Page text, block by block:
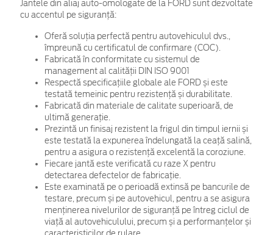
Jantele din aliaj auto-omologate de la FORD sunt dezvoltate
cu accentul pe siguranță:
Oferă soluția perfectă pentru autovehiculul dvs.,
împreună cu certificatul de confirmare (COC).
Fabricată în conformitate cu sistemul de
management al calității DIN ISO 9001
Respectă specificațiile globale ale FORD și este
testată temeinic pentru rezistență și durabilitate.
Fabricată din materiale de calitate superioară, de
ultimă generație.
Prezintă un finisaj rezistent la frigul din timpul iernii și
este testată la expunerea îndelungată la ceață salină,
pentru a asigura o rezistență excelentă la coroziune.
Fiecare jantă este verificată cu raze X pentru
detectarea defectelor de fabricație.
Este examinată pe o perioadă extinsă pe bancurile de
testare, precum și pe autovehicul, pentru a se asigura
menținerea nivelurilor de siguranță pe întreg ciclul de
viață al autovehiculului, precum și a performanțelor și